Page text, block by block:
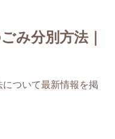
み分別方法｜
ついて最新情報を掲